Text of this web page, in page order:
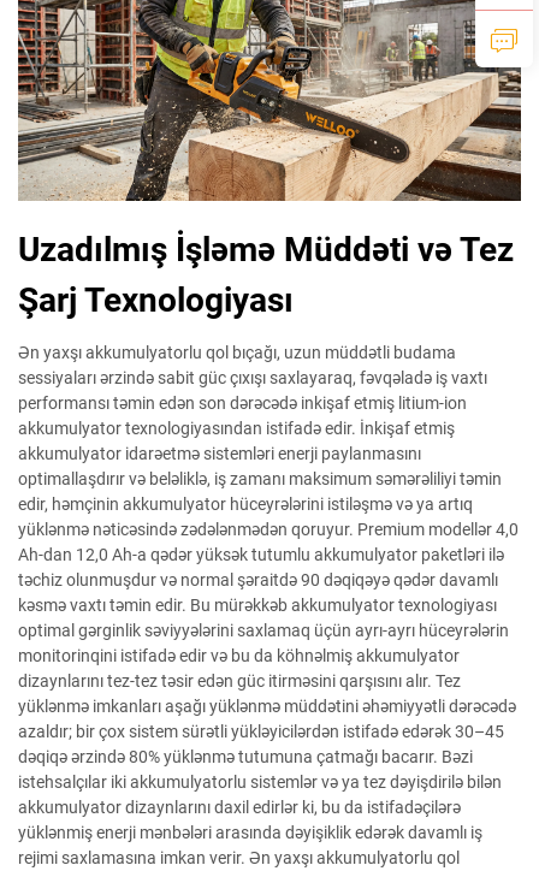
Uzadılmış İşləmə Müddəti və Tez
Şarj Texnologiyası
Ən yaxşı akkumulyatorlu qol bıçağı, uzun müddətli budama
sessiyaları ərzində sabit güc çıxışı saxlayaraq, fəvqəladə iş vaxtı
performansı təmin edən son dərəcədə inkişaf etmiş litium-ion
akkumulyator texnologiyasından istifadə edir. İnkişaf etmiş
akkumulyator idarəetmə sistemləri enerji paylanmasını
optimallaşdırır və beləliklə, iş zamanı maksimum səmərəliliyi təmin
edir, həmçinin akkumulyator hüceyrələrini istiləşmə və ya artıq
yüklənmə nəticəsində zədələnmədən qoruyur. Premium modellər 4,0
Ah-dan 12,0 Ah-a qədər yüksək tutumlu akkumulyator paketləri ilə
təchiz olunmuşdur və normal şəraitdə 90 dəqiqəyə qədər davamlı
kəsmə vaxtı təmin edir. Bu mürəkkəb akkumulyator texnologiyası
optimal gərginlik səviyyələrini saxlamaq üçün ayrı-ayrı hüceyrələrin
monitorinqini istifadə edir və bu da köhnəlmiş akkumulyator
dizaynlarını tez-tez təsir edən güc itirməsini qarşısını alır. Tez
yüklənmə imkanları aşağı yüklənmə müddətini əhəmiyyətli dərəcədə
azaldır; bir çox sistem sürətli yükləyicilərdən istifadə edərək 30–45
dəqiqə ərzində 80% yüklənmə tutumuna çatmağı bacarır. Bəzi
istehsalçılar iki akkumulyatorlu sistemlər və ya tez dəyişdirilə bilən
akkumulyator dizaynlarını daxil edirlər ki, bu da istifadəçilərə
yüklənmiş enerji mənbələri arasında dəyişiklik edərək davamlı iş
rejimi saxlamasına imkan verir. Ən yaxşı akkumulyatorlu qol